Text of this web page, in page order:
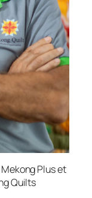
Plus et
Quilts